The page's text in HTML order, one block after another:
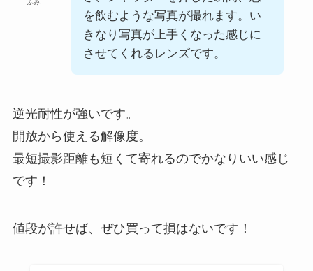
ふみ
を飲むような写真が撮れます。い
きなり写真が上手くなった感じに
させてくれるレンズです。
逆光耐性が強いです。
開放から使える解像度。
最短撮影距離も短くて寄れるのでかなりいい感じ
です！
値段が許せば、ぜひ買って損はないです！